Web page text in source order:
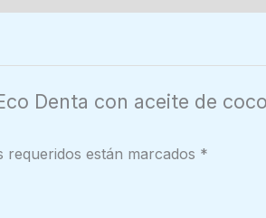
Denta con aceite de
requeridos están marcados *